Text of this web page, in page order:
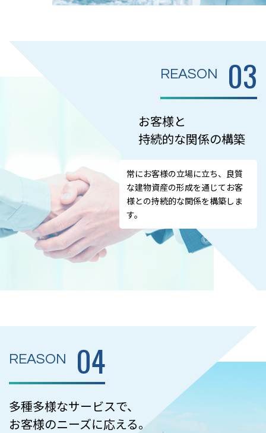
REASON 03
お客様と
持続的な関係の構築
常にお客様の立場に立ち、良質
な建物資産の形成を通じてお客
様との持続的な関係を構築しま
す。
REASON 04
多種多様なサービスで、
お客様のニーズに応える。